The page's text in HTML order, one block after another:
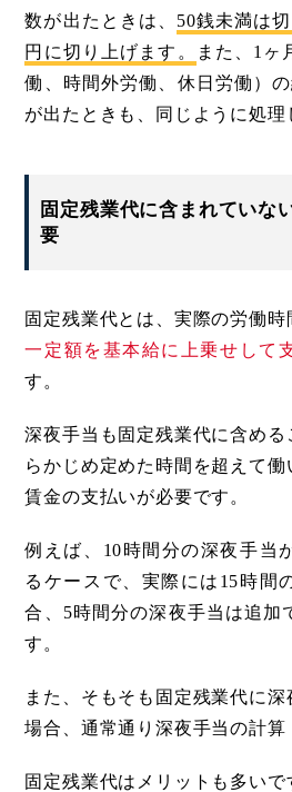
数が出たときは、 50銭未満は
円に切り上げます。
また、1ヶ
働、時間外労働、休日労働）
が出たときも、同じように処理
固定残業代に含まれていな
要
固定残業代とは、実際の労働時
一定額を基本給に上乗せして
す。
深夜手当も固定残業代に含め
らかじめ定めた時間を超えて
賃金の支払いが必要です。
例えば、10時間分の深夜手当
るケースで、実際には15時間
合、5時間分の深夜手当は追加
す。
また、そもそも固定残業代に
場合、通常通り深夜手当の計算
固定残業代はメリットも多い